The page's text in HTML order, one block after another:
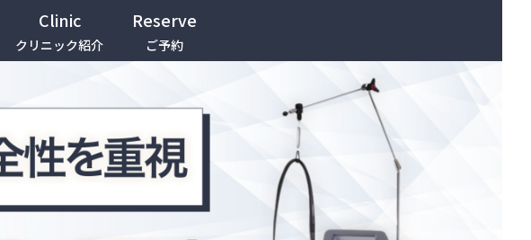
Clinic
クリニック紹介
Reserve
ご予約